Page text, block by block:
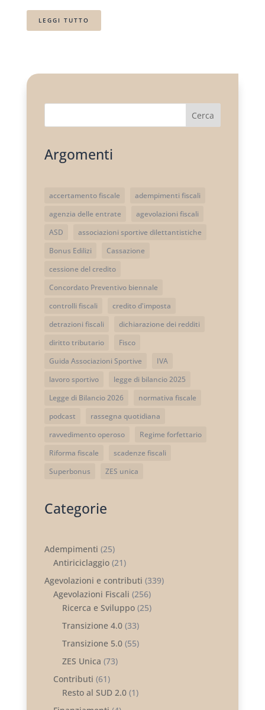
LEGGI TUTTO
Cerca
Argomenti
accertamento fiscale
adempimenti fiscali
agenzia delle entrate
agevolazioni fiscali
ASD
associazioni sportive dilettantistiche
Bonus Edilizi
Cassazione
cessione del credito
Concordato Preventivo biennale
controlli fiscali
credito d'imposta
detrazioni fiscali
dichiarazione dei redditi
diritto tributario
Fisco
Guida Associazioni Sportive
IVA
lavoro sportivo
legge di bilancio 2025
Legge di Bilancio 2026
normativa fiscale
podcast
rassegna quotidiana
ravvedimento operoso
Regime forfettario
Riforma fiscale
scadenze fiscali
Superbonus
ZES unica
Categorie
Adempimenti (25)
Antiriciclaggio(21)
Agevolazioni e contributi (339)
Agevolazioni Fiscali (256)
Ricerca e Sviluppo(25)
Transizione 4.0(33)
Transizione 5.0(55)
ZES Unica (73)
Contributi (61)
Resto al SUD 2.0(1)